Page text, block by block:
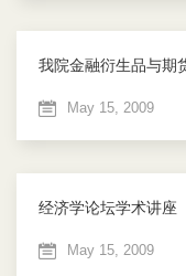
我院金融衍生品与期
May 15, 2009
经济学论坛学术讲座
May 15, 2009